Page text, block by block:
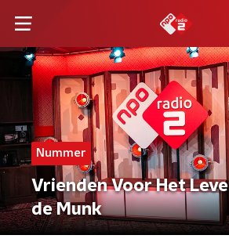
Nummer
Vrienden Voor Het
de Munk